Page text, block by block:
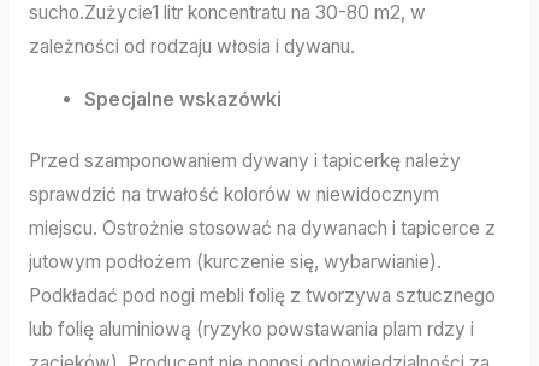
sucho.Zużycie1 litr koncentratu na 30-80 m2, w
zależności od rodzaju włosia i dywanu.
Specjalne wskazówki
Przed szamponowaniem dywany i tapicerkę należy
sprawdzić na trwałość kolorów w niewidocznym
miejscu. Ostrożnie stosować na dywanach i tapicerce z
jutowym podłożem (kurczenie się, wybarwianie).
Podkładać pod nogi mebli folię z tworzywa sztucznego
lub folię aluminiową (ryzyko powstawania plam rdzy i